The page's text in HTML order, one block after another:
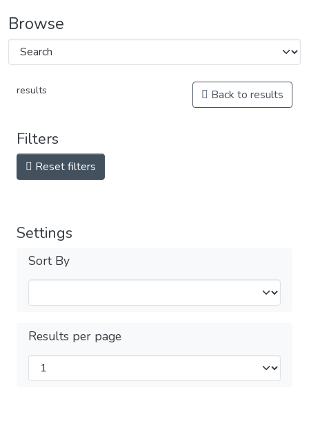
Browse
results Back to results
Filters
Reset filters
Settings
Sort By
Results per page